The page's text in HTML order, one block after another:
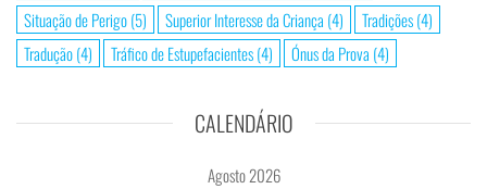
Situação de Perigo(5) Superior Interesse da Criança (4) Tradições(4)
Tradução(4) Tráfico de Estupefacientes(4) Ónus da Prova (4)
CALENDÁRIO
Agosto 2026